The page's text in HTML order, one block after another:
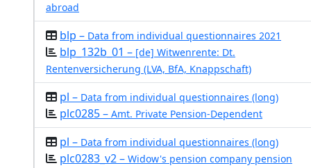
abroad
blp – Data from individual questionnaires 2021
blp_132b_01 – [de] Witwenrente: Dt.
Rentenversicherung (LVA, BfA, Knappschaft)
pl – Data from individual questionnaires (long)
plc0285 – Amt. Private Pension-Dependent
pl – Data from individual questionnaires (long)
plc0283_v2 – Widow's pension company pension